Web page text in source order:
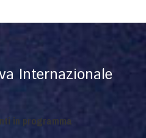
Internazionale
in programma